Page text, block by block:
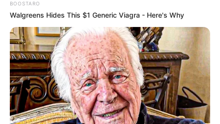
BOOSTARO
Walgreens Hides This $1 Generic Viagra - Here's Why